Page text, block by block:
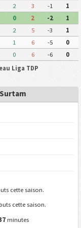
2 3 -1
1
0 2 -2
1
2 5 -3
1
1 6 -5
0
0 6 -6
0
Liga TDP
cette saison.
cette saison.
minutes